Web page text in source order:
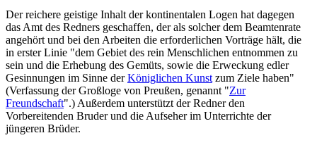
Der reichere geistige Inhalt der kontinentalen Logen hat dagegen
das Amt des Redners geschaffen, der als solcher dem Beamtenrate
angehört und bei den Arbeiten die erforderlichen Vorträge hält, die
in erster Linie "dem Gebiet des rein Menschlichen entnommen zu
sein und die Erhebung des Gemüts, sowie die Erweckung edler
Gesinnungen im Sinne derKöniglichen Kunst zum Ziele haben"
(Verfassung der Großloge von Preußen, genannt "Zur
Freundschaft".) Außerdem unterstützt der Redner den
Vorbereitenden Bruder und die Aufseher im Unterrichte der
jüngeren Brüder.